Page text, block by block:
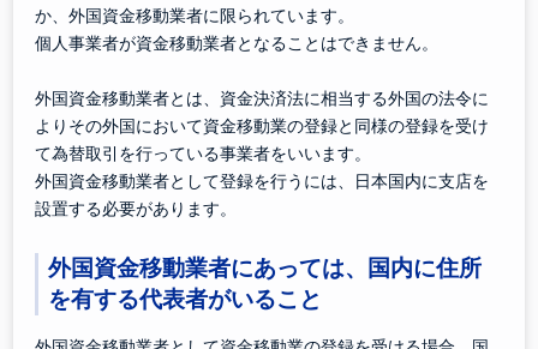
か、外国資金移動業者に限られています。
個人事業者が資金移動業者となることはできません。
外国資金移動業者とは、資金決済法に相当する外国の法令に
よりその外国において資金移動業の登録と同様の登録を受け
て為替取引を行っている事業者をいいます。
外国資金移動業者として登録を行うには、日本国内に支店を
設置する必要があります。
外国資金移動業者にあっては、国内に住所
を有する代表者がいること